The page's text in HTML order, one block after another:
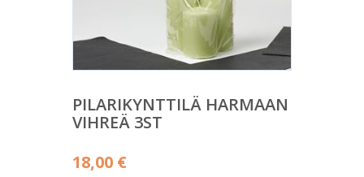
PILARIKYNTTILÄ HARMAAN
VIHREÄ 3ST
18,00 €